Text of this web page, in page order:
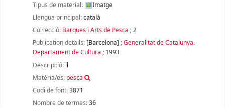
Tipus de material:
Imatge
Llengua principal:català
Col·lecció: Barques i Arts de Pesca ; 2
Publication details: [Barcelona] ;Generalitat de Catalunya.
Departament de Cultura ; 1993
Descripció: il
Matèria/es: pesca
Codi de font:3871
Nombre de termes:36